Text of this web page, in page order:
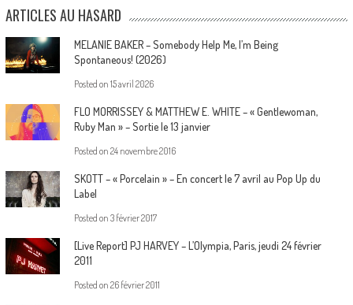
ARTICLES AU HASARD
MELANIE BAKER – Somebody Help Me, I’m Being
Spontaneous! (2026)
Posted on 15 avril 2026
FLO MORRISSEY & MATTHEW E. WHITE – « Gentlewoman,
Ruby Man » – Sortie le 13 janvier
Posted on 24 novembre 2016
SKOTT – « Porcelain » – En concert le 7 avril au Pop Up du
Label
Posted on 3 février 2017
[Live Report] PJ HARVEY – L’Olympia, Paris, jeudi 24 février
2011
Posted on 26 février 2011